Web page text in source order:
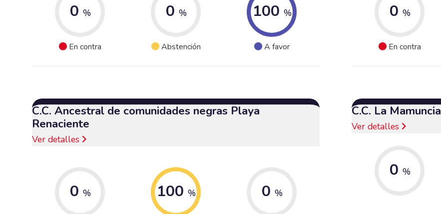
0 %
En contra
0 %
Abstención
100 %
A favor
0 %
En contra
C.C. Ancestral de comunidades negras Playa
Renaciente
Ver detalles
0 % 100 % 0 %
C.C. La Mamuncia
Ver detalles
0 %